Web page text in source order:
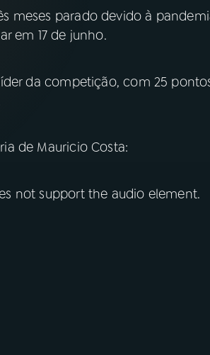
meses parado devido à
em 17 de junho.
da competição, com 25
de Mauricio Costa:
not support the audio element.